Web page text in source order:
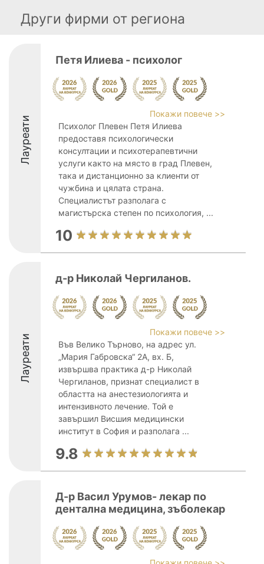
Други фирми от региона
Лауреати
Петя Илиева - психолог
Покажи повече >>
Психолог Плевен Петя Илиева
предоставя психологически
консултации и психотерапевтични
услуги както на място в град Плевен,
така и дистанционно за клиенти от
чужбина и цялата страна.
Специалистът разполага с
магистърска степен по психология, ...
10
Лауреати
д-р Николай Чергиланов.
Покажи повече >>
Във Велико Търново, на адрес ул.
„Мария Габровска“ 2А, вх. Б,
извършва практика д-р Николай
Чергиланов, признат специалист в
областта на анестезиологията и
интензивното лечение. Той е
завършил Висшия медицински
институт в София и разполага ...
9.8
Д-р Васил Урумов- лекар по
дентална медицина, зъболекар